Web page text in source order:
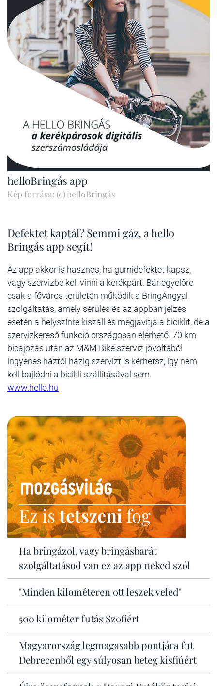
helloBringás app
Kép forrása: (c) helloBringás
Defektet kaptál? Semmi gáz, a hello
Bringás app segít!
Az app akkor is hasznos, ha gumidefektet kapsz,
vagy szervizbe kell vinni a kerékpárt. Bár egyelőre
csak a főváros területén működik a BringAngyal
szolgáltatás, amely sérülés és az appban jelzés
esetén a helyszínre kiszáll és megjavítja a biciklit, de a
szervizkereső funkció országosan elérhető. 70 km
bicajozás után az M&M Bike szerviz jóvoltából
ingyenes háztól házig szervizt is kérhetsz, így nem
kell bajlódni a bicikli szállításával sem.
www.hello.hu
Ez istetszenifog
Ha bringázol, vagy bringásbarát
szolgáltatásod van ez az app neked szól
"Minden kilométeren ott leszek veled"
500 kilométer futás Szofiért
Magyarország legmagasabb pontjára fut
Debrecenből egy súlyosan beteg kisfiúért